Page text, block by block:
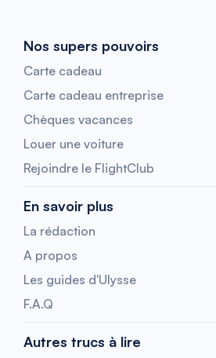
Nos supers pouvoirs
Carte cadeau
Carte cadeau entreprise
Chèques vacances
Louer une voiture
Rejoindre le FlightClub
En savoir plus
La rédaction
A propos
Les guides d'Ulysse
F.A.Q
Autres trucs à lire